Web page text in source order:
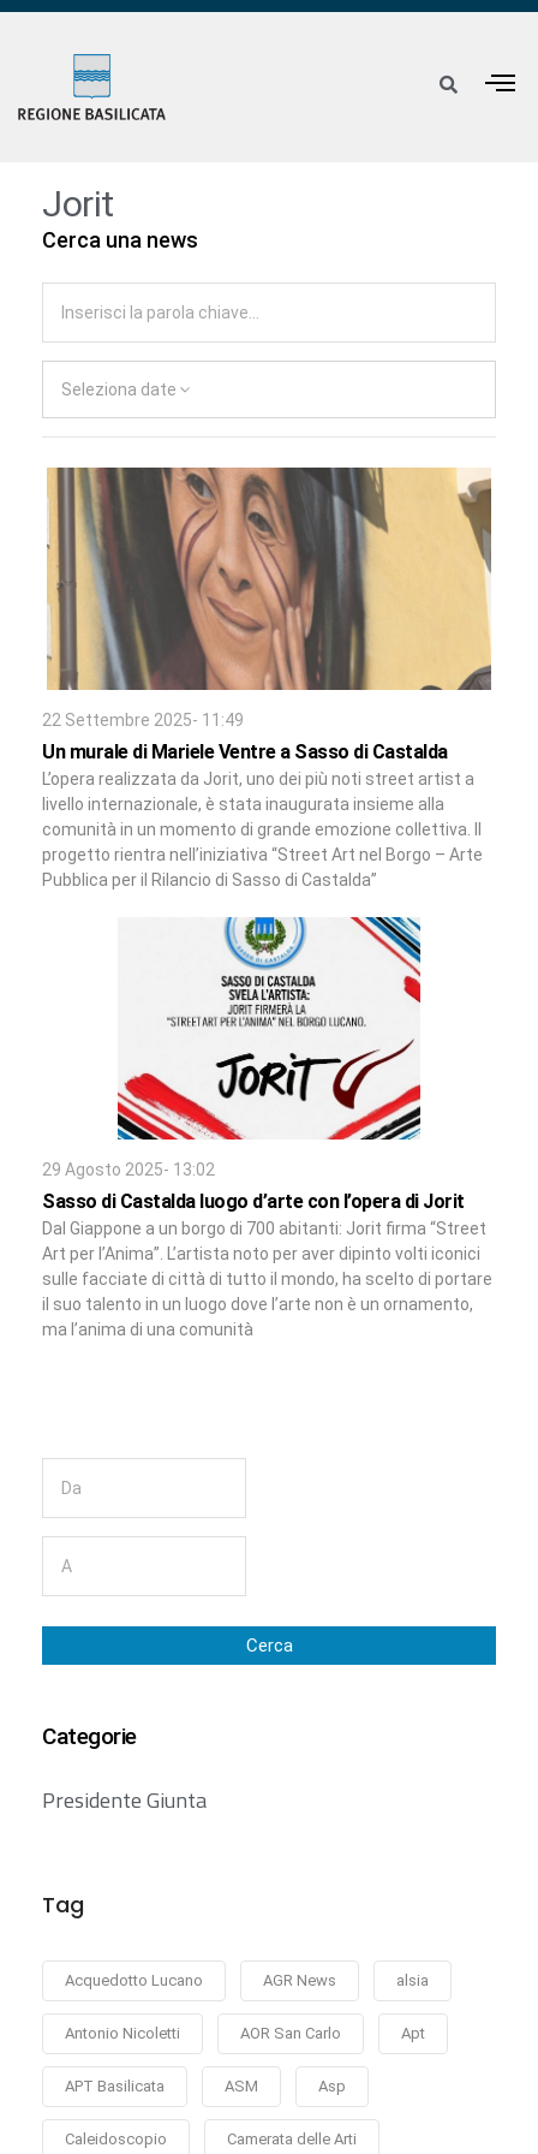
Jorit
Cerca una news
Seleziona date
22 Settembre 2025- 11:49
Un murale di Mariele Ventre a Sasso di Castalda
L’opera realizzata da Jorit, uno dei più noti street artist a
livello internazionale, è stata inaugurata insieme alla
comunità in un momento di grande emozione collettiva. Il
progetto rientra nell’iniziativa “Street Art nel Borgo – Arte
Pubblica per il Rilancio di Sasso di Castalda”
29 Agosto 2025- 13:02
Sasso di Castalda luogo d’arte con l’opera di Jorit
Dal Giappone a un borgo di 700 abitanti: Jorit firma “Street
Art per l’Anima”. L’artista noto per aver dipinto volti iconici
sulle facciate di città di tutto il mondo, ha scelto di portare
il suo talento in un luogo dove l’arte non è un ornamento,
ma l’anima di una comunità
Cerca
Categorie
Presidente Giunta
Tag
Acquedotto Lucano AGR News alsia
Antonio Nicoletti AOR San Carlo Apt
APT Basilicata ASM Asp
Caleidoscopio Camerata delle Arti